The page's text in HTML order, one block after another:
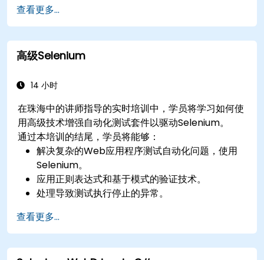
查看更多...
高级Selenium
14 小时
在珠海中的讲师指导的实时培训中，学员将学习如何使
用高级技术增强自动化测试套件以驱动Selenium。
通过本培训的结尾，学员将能够：
解决复杂的Web应用程序测试自动化问题，使用
Selenium。
应用正则表达式和基于模式的验证技术。
处理导致测试执行停止的异常。
动态地从网页控件中捕获数据。
创建数据驱动的测试框架。
使用Selenium Grid进行分布式测试。
查看更多...